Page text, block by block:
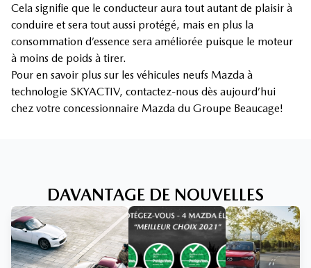
Cela signifie que le conducteur aura tout autant de plaisir à
conduire et sera tout aussi protégé, mais en plus la
consommation d’essence sera améliorée puisque le moteur
à moins de poids à tirer.
Pour en savoir plus sur les véhicules neufs Mazda à
technologie SKYACTIV, contactez-nous dès aujourd’hui
chez votre concessionnaire Mazda du Groupe Beaucage!
DAVANTAGE DE NOUVELLES